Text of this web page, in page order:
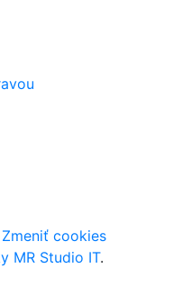
Zmeniť cookies
MR Studio IT.